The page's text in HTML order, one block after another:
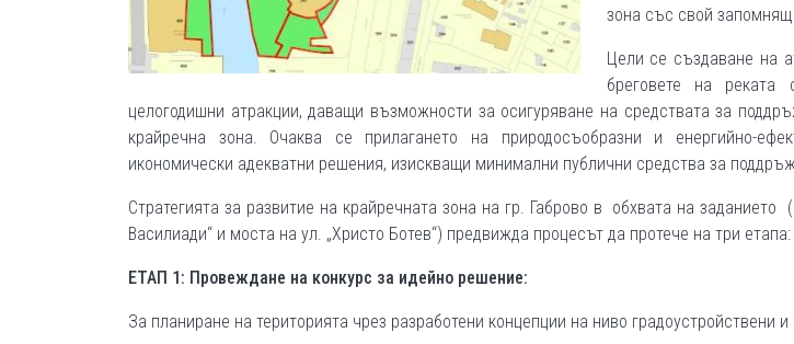
зона със свой
Цели се създаване на
бреговете на
целогодишни атракции, даващи възможности за осигуряване на средствата за
крайречна зона. Очаква се прилагането на природосъобразни и енергийно-
икономически адекватни решения, изискващи минимални публични средства за
Стратегията за развитие на крайречната зона на гр. Габрово в обхвата на
Василиади“ и моста на ул. „Христо Ботев“) предвижда процесът да протече на три етапа:
ЕТАП 1: Провеждане на конкурс за идейно решение:
За планиране на територията чрез разработени концепции на ниво градоустройствени